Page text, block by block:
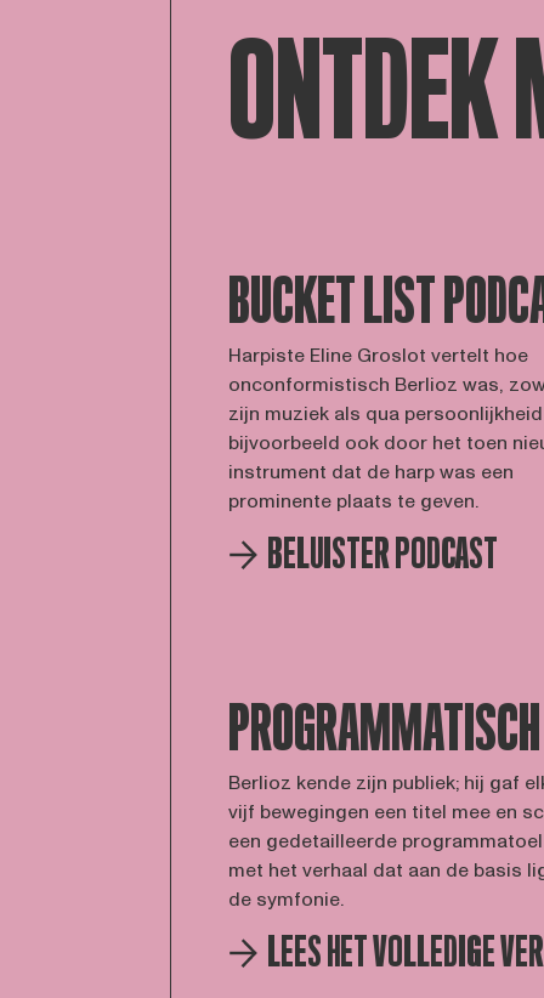
ONTDEK
BUCKET LIST
Harpiste Eline Groslot vertelt hoe
onconformistisch Berlioz was,
zijn muziek als qua
bijvoorbeeld ook door het toen
instrument dat de harp was een
prominente plaats te geven.
BELUISTER PODCAST
PROGRAMMATISCH
Berlioz kende zijn publiek; hij gaf
vijf bewegingen een titel mee en
een gedetailleerde
met het verhaal dat aan de basis
de symfonie.
LEES HET VOLLEDIGE